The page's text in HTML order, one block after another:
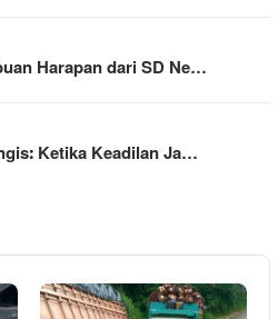
Harapan dari SD Ne…
Ketika Keadilan Ja…